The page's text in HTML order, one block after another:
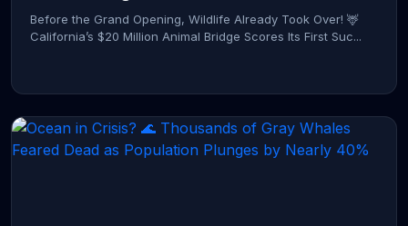
Before the Grand Opening, Wildlife Already Took Over! 🦌
California’s $20 Million Animal Bridge Scores Its First Suc...